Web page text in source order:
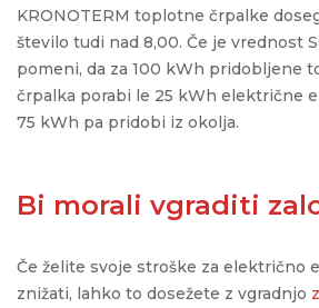
KRONOTERM toplotne črpalke
število tudi nad 8,00. Če je vrednost
pomeni, da za 100 kWh pridobljene
črpalka porabi le 25 kWh električne
75 kWh pa pridobi iz okolja.
Bi morali vgraditi
Če želite svoje stroške za električno
znižati, lahko to dosežete z vgradnjo